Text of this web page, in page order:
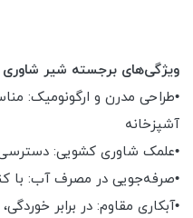
ویژگی‌های برجسته شیر شاوری
•طراحی مدرن و ارگونومیک:
آشپزخانه
•علمک شاوری کشویی:
•صرفه‌جویی در مصرف آب: با
•آبکاری مقاوم: در برابر